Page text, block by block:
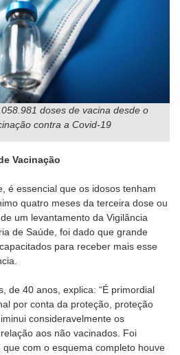
doses de vacina desde o
contra a Covid-19
Vacinação
é essencial que os idosos tenham
quatro meses da terceira dose ou
um levantamento da Vigilância
de Saúde, foi dado que grande
para receber mais esse
de 40 anos, explica: “É primordial
por conta da proteção, proteção
consideravelmente os
aos não vacinados. Foi
com o esquema completo houve